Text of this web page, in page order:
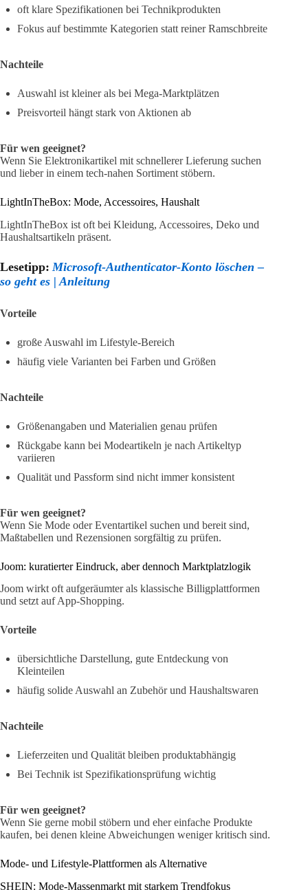
oft klare Spezifikationen bei Technikprodukten
Fokus auf bestimmte Kategorien statt reiner Ramschbreite
Nachteile
Auswahl ist kleiner als bei Mega-Marktplätzen
Preisvorteil hängt stark von Aktionen ab
Für wen geeignet?
Wenn Sie Elektronikartikel mit schnellerer Lieferung suchen
und lieber in einem tech-nahen Sortiment stöbern.
LightInTheBox: Mode, Accessoires, Haushalt
LightInTheBox ist oft bei Kleidung, Accessoires, Deko und
Haushaltsartikeln präsent.
Lesetipp: Microsoft-Authenticator-Konto löschen –
so geht es | Anleitung
Vorteile
große Auswahl im Lifestyle-Bereich
häufig viele Varianten bei Farben und Größen
Nachteile
Größenangaben und Materialien genau prüfen
Rückgabe kann bei Modeartikeln je nach Artikeltyp
variieren
Qualität und Passform sind nicht immer konsistent
Für wen geeignet?
Wenn Sie Mode oder Eventartikel suchen und bereit sind,
Maßtabellen und Rezensionen sorgfältig zu prüfen.
Joom: kuratierter Eindruck, aber dennoch Marktplatzlogik
Joom wirkt oft aufgeräumter als klassische Billigplattformen
und setzt auf App-Shopping.
Vorteile
übersichtliche Darstellung, gute Entdeckung von
Kleinteilen
häufig solide Auswahl an Zubehör und Haushaltswaren
Nachteile
Lieferzeiten und Qualität bleiben produktabhängig
Bei Technik ist Spezifikationsprüfung wichtig
Für wen geeignet?
Wenn Sie gerne mobil stöbern und eher einfache Produkte
kaufen, bei denen kleine Abweichungen weniger kritisch sind.
Mode- und Lifestyle-Plattformen als Alternative
SHEIN: Mode-Massenmarkt mit starkem Trendfokus